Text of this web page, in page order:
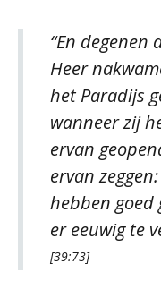
“En
Heer
het Paradijs
wanneer zij
ervan
ervan
hebben goed
er eeuwig te
[39:73]